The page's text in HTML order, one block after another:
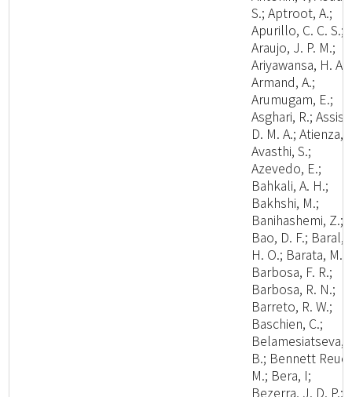
S.; Aptroot, A.;
Apurillo, C. C. S.;
Araujo, J. P. M.;
Ariyawansa, H. A.;
Armand, A.;
Arumugam, E.;
Asghari, R.; Assis,
D. M. A.; Atienza,
Avasthi, S.;
Azevedo, E.;
Bahkali, A. H.;
Bakhshi, M.;
Banihashemi, Z.;
Bao, D. F.; Baral,
H. O.; Barata, M.;
Barbosa, F. R.;
Barbosa, R. N.;
Barreto, R. W.;
Baschien, C.;
Belamesiatseva,
B.; Bennett
M.; Bera, I;
Bezerra, J. D. P.;